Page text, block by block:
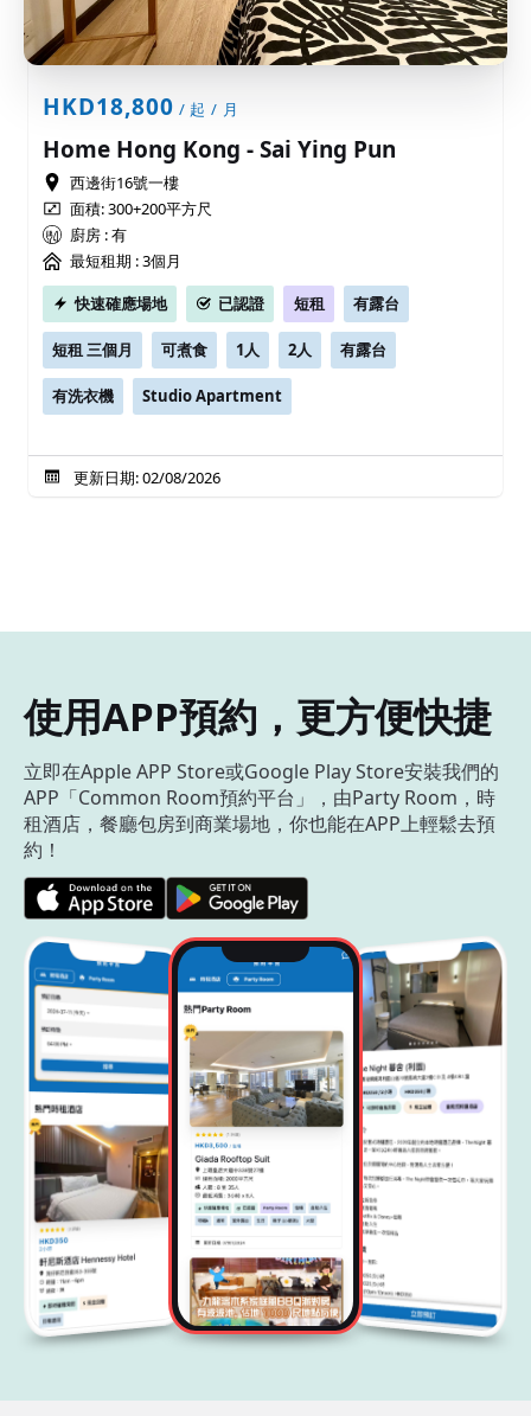
HKD18,800 / 起 / 月
Home Hong Kong - Sai Ying Pun
西邊街16號一樓
面積: 300+200平方尺
廚房 : 有
最短租期 :3個月
快速確應場地
已認證 短租 有露台
短租 三個月 可煮食 1人 2人 有露台
有洗衣機 Studio Apartment
更新日期: 02/08/2026
使用APP預約，更方便快捷
立即在Apple APP Store或Google Play Store安裝我們的
APP「Common Room預約平台」，由Party Room，時
租酒店，餐廳包房到商業場地，你也能在APP上輕鬆去預
約！